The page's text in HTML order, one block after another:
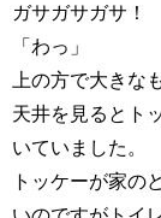
ガサガサガサ！
「わっ」
上の方で大きな
天井を見るとト
いていました。
トッケーが家の